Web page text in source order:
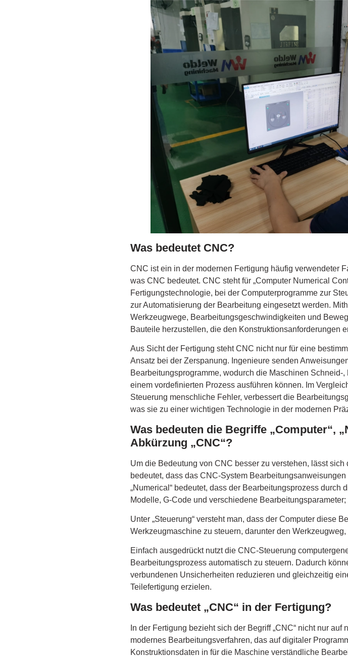
Was bedeutet CNC?
CNC ist ein in der modernen Fertigung häufig verwendeter
was CNC bedeutet. CNC steht für „Computer Numerical
Fertigungstechnologie, bei der Computerprogramme zur
zur Automatisierung der Bearbeitung eingesetzt werden.
Werkzeugwege, Bearbeitungsgeschwindigkeiten und
Bauteile herzustellen, die den Konstruktionsanforderungen
Aus Sicht der Fertigung steht CNC nicht nur für eine
Ansatz bei der Zerspanung. Ingenieure senden
Bearbeitungsprogramme, wodurch die Maschinen
einem vordefinierten Prozess ausführen können. Im
Steuerung menschliche Fehler, verbessert die
was sie zu einer wichtigen Technologie in der modernen
Was bedeuten die Begriffe „Computer“,
Abkürzung „CNC“?
Um die Bedeutung von CNC besser zu verstehen, lässt sich
bedeutet, dass das CNC-System
„Numerical“ bedeutet, dass der Bearbeitungsprozess
Modelle, G-Code und verschiedene Bearbeitungsparameter;
Unter „Steuerung“ versteht man, dass der Computer diese
Werkzeugmaschine zu steuern, darunter den
Einfach ausgedrückt nutzt die CNC-Steuerung
Bearbeitungsprozess automatisch zu steuern. Dadurch
verbundenen Unsicherheiten reduzieren und gleichzeitig
Teilefertigung erzielen.
Was bedeutet „CNC“ in der Fertigung?
In der Fertigung bezieht sich der Begriff „CNC“ nicht nur
modernes Bearbeitungsverfahren, das auf digitaler
Konstruktionsdaten in für die Maschine verständliche